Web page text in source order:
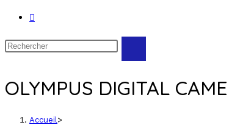
OLYMPUS DIGITAL
Accueil >